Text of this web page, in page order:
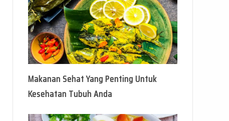
Makanan Sehat Yang Penting Untuk
Kesehatan Tubuh Anda